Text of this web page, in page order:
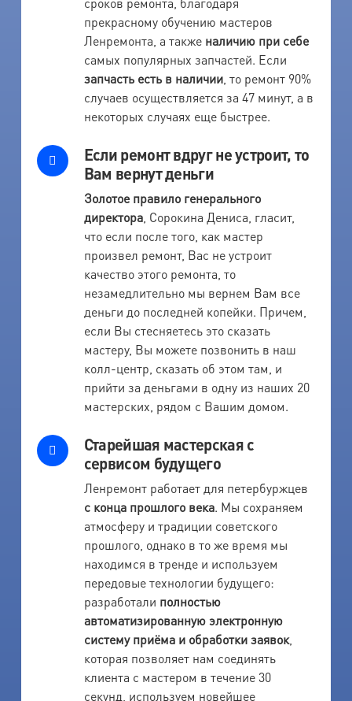
прекрасному обучению мастеров
Ленремонта, а также наличию при себе
самых популярных запчастей. Если
запчасть есть в наличии, то ремонт 90%
случаев осуществляется за 47 минут, а в
некоторых случаях еще быстрее.
Если ремонт вдруг не устроит, то
Вам вернут деньги
Золотое правило генерального
директора, Сорокина Дениса, гласит,
что если после того, как мастер
произвел ремонт, Вас не устроит
качество этого ремонта, то
незамедлительно мы вернем Вам все
деньги до последней копейки. Причем,
если Вы стесняетесь это сказать
мастеру, Вы можете позвонить в наш
колл-центр, сказать об этом там, и
прийти за деньгами в одну из наших 20
мастерских, рядом с Вашим домом.
Старейшая мастерская с
сервисом будущего
Ленремонт работает для петербуржцев
с конца прошлого века. Мы сохраняем
атмосферу и традиции советского
прошлого, однако в то же время мы
находимся в тренде и используем
передовые технологии будущего:
разработали полностью
автоматизированную электронную
систему приёма и обработки заявок,
которая позволяет нам соединять
клиента с мастером в течение 30
секунд, используем новейшее